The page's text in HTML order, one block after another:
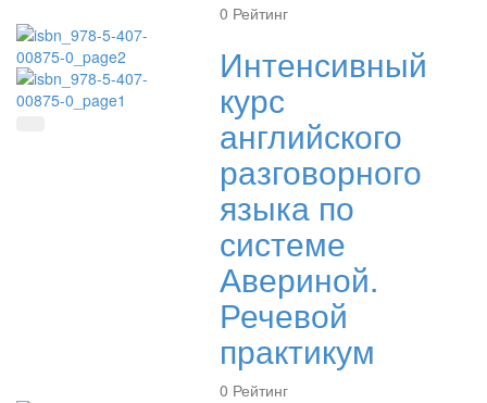
0 Рейтинг
Интенсивный
курс
английского
разговорного
языка по
системе
Авериной.
Речевой
практикум
0 Рейтинг